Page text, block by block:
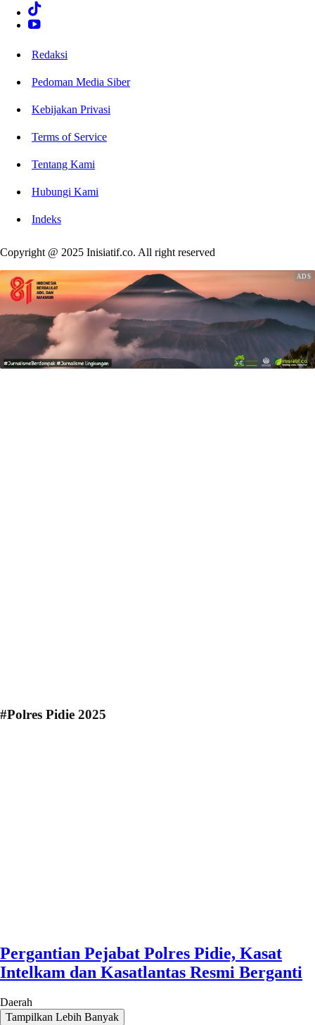
Redaksi
Pedoman Media Siber
Kebijakan Privasi
Terms of Service
Tentang Kami
Hubungi Kami
Indeks
Copyright @ 2025 Inisiatif.co. All right reserved
#Polres Pidie 2025
Pergantian Pejabat Polres Pidie, Kasat
Intelkam dan Kasatlantas Resmi Berganti
Daerah
Tampilkan Lebih Banyak